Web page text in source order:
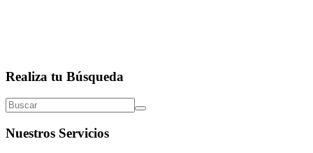
Realiza tu Búsqueda
Nuestros Servicios